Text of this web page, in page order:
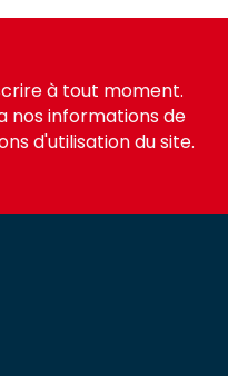
à tout moment.
nos informations de
d'utilisation du site.